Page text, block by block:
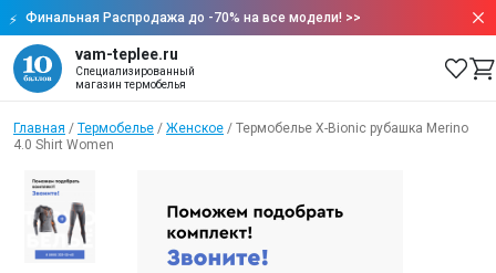
Финальная Распродажа до -70% на все модели! >>
vam-teplee.ru
Специализированный
магазин термобелья
Главная / Термобелье / Женское / Термобелье X-Bionic рубашка Merino
4.0 Shirt Women